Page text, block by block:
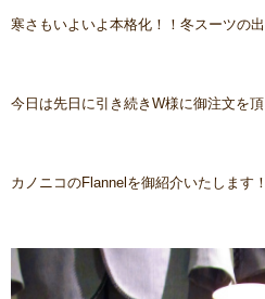
寒さもいよいよ本格化！！冬スーツの
今日は先日に引き続きW様に御注文を
カノニコのFlannelを御紹介いたします！